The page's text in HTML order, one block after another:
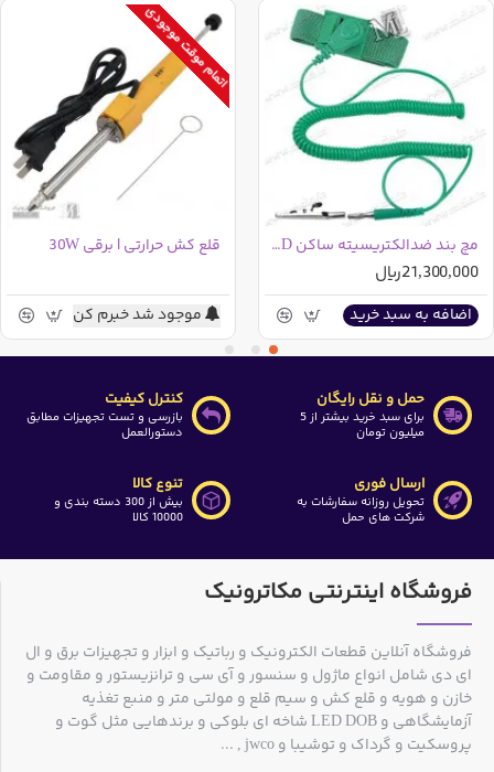
مچ بند ضدالکتریسیته ساکن ESD - پروسکیت مدل 8PK-611D تایوانی
21,300,000ریال
اضافه به سبد خرید
اتمام موقت موجودی
قلع کش حرارتی | برقی 30W
موجود شد خبرم کن
حمل و نقل رایگان
برای سبد خرید بیشتر از 5
میلیون تومان
کنترل کیفیت
بازرسی و تست تجهیزات مطابق
دستورالعمل
ارسال فوری
تحویل روزانه سفارشات به
شرکت های حمل
تنوع کالا
بیش از 300 دسته بندی و
10000 کالا
فروشگاه اینترنتی مکاترونیک
فروشگاه آنلاین قطعات الکترونیک و رباتیک و ابزار و تجهیزات برق و ال
ای دی شامل انواع ماژول و سنسور و آی سی و ترانزیستور و مقاومت و
خازن و هویه و قلع کش و سیم قلع و مولتی متر و منبع تغذیه
آزمایشگاهی و LED DOB شاخه ای بلوکی و برندهایی مثل گوت و
پروسکیت و گرداک و توشیبا و jwco , ...